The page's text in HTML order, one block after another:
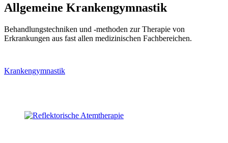
Allgemeine Krankengymnastik
Behandlungstechniken und -methoden zur Therapie von
Erkrankungen aus fast allen medizinischen Fachbereichen.
Krankengymnastik